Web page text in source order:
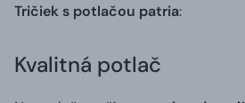
Tričiek s potlačou patria:
Kvalitná potlač